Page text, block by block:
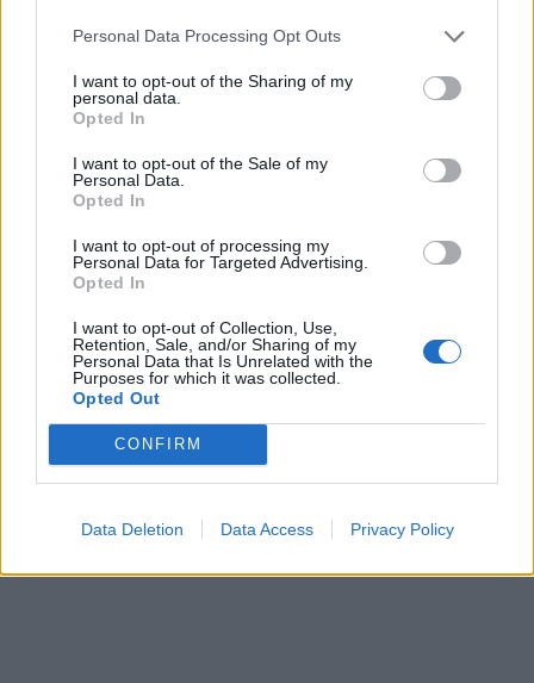
Personal Data Processing Opt Outs
I want to opt-out of the Sharing of my
personal data.
Opted In
I want to opt-out of the Sale of my
Personal Data.
Opted In
I want to opt-out of processing my
Personal Data for Targeted Advertising.
Opted In
I want to opt-out of Collection, Use,
Retention, Sale, and/or Sharing of my
Personal Data that Is Unrelated with the
Purposes for which it was collected.
Opted Out
CONFIRM
Data Deletion Data Access Privacy Policy
προάγουν τον δημόσιο διάλογο γύρω από την
κοινωνική συνοχή, τη συνεργασία και τις σύγχρονες
προσεγγίσεις της κοινωνικής κυκλικής οικονομίας.
Μετά το πέρας της ομιλίας και της
βιβλιοπαρουσίασης, θα ακολουθήσει ξενάγηση και
Παναγιώτου.
https://www.markopoulo.gr/…/omilia-me-thema-o…/